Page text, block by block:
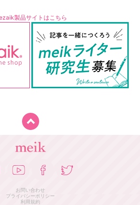
製品サイトはこちら
お問い合わせ
プライバシーポリシー
利用規約